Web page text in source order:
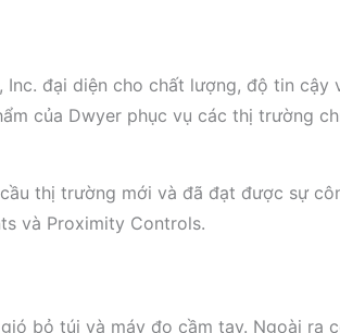
đại diện cho chất lượng, độ tin
của Dwyer phục vụ các thị trường
thị trường mới và đã đạt được sự
và Proximity Controls.
bỏ túi và máy đo cầm tay. Ngoài